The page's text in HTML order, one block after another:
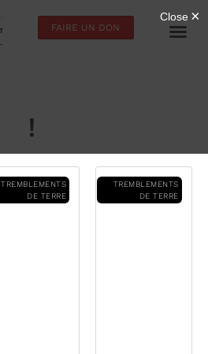
FAIRE UN DON
!
TREMBLEMENTS
DE TERRE
TREMBLEMENTS
DE TERRE